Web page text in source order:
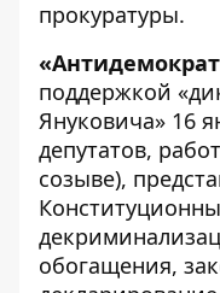
прокуратуры.
поддержкой
Януковича» 16
депутатов,
созыве),
обогащения,